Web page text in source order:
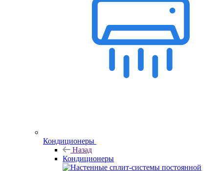
Кондиционеры
Назад
Кондиционеры